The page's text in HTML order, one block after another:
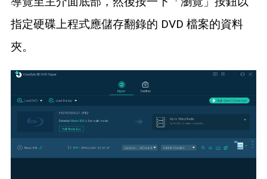
指定硬碟上程式應儲存翻錄的 DVD 檔案的資料
夾。